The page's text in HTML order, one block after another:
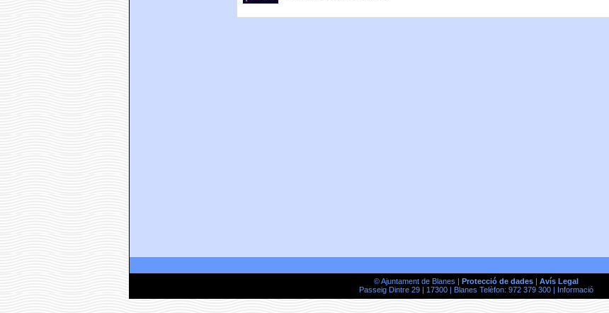
© Ajuntament de Blanes | Protecció de dades| Avís Legal
Passeig Dintre 29 | 17300 | Blanes Telèfon: 972 379 300 |
Informació